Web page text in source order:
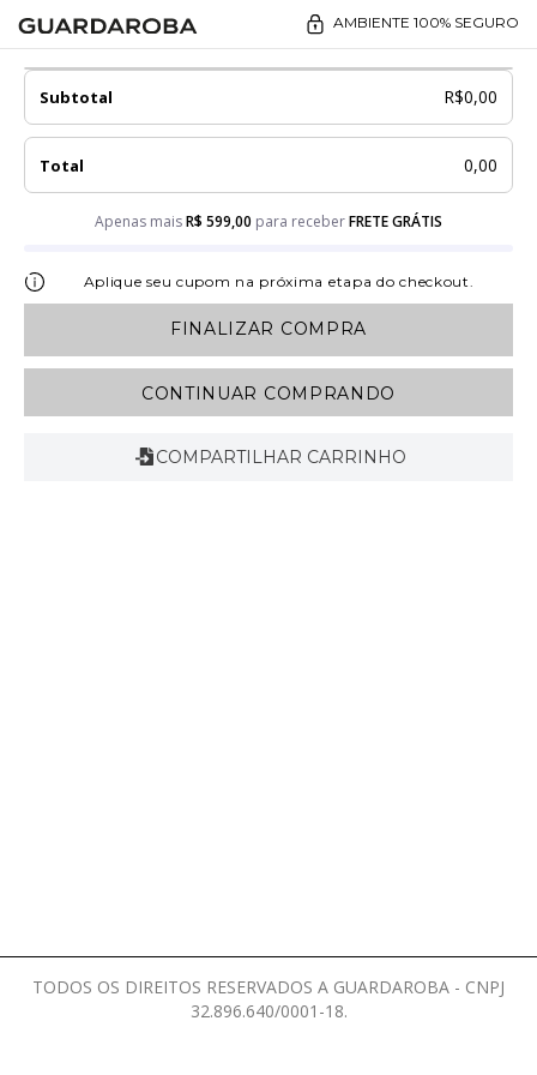
AMBIENTE 100% SEGURO
Subtotal R$0,00
Total 0,00
Apenas maisR$ 599,00 para receberFRETE GRÁTIS
FINALIZAR COMPRA
CONTINUAR COMPRANDO
COMPARTILHAR CARRINHO
TODOS OS DIREITOS RESERVADOS A GUARDAROBA - CNPJ
32.896.640/0001-18.